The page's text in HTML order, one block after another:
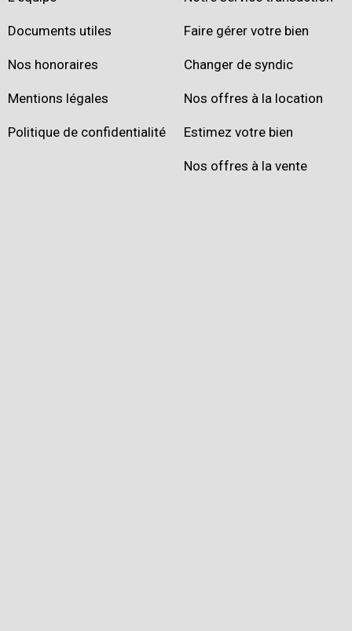
Documents utiles
Nos honoraires
Mentions légales
Politique de confidentialité
Faire gérer votre bien
Changer de syndic
Nos offres à la location
Estimez votre bien
Nos offres à la vente